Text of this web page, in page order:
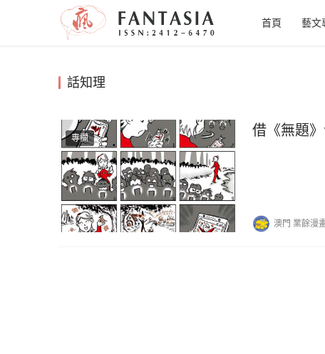
首頁 藝文
話知理
專欄 借《無題
澳門 業餘漫